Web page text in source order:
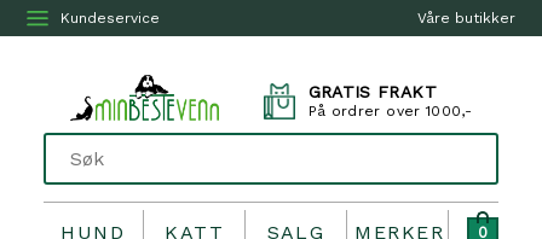
Våre butikker
Kundeservice
GRATIS FRAKT
På ordrer over 1000,-
HUND KATT SALG MERKER 0